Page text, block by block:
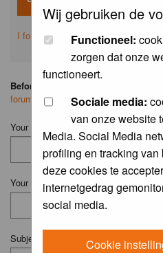
Wij gebruiken de
Functioneel:
zorgen dat onze
functioneert.
Sociale media:
van onze website
Media. Social Media
profiling en tracking
deze cookies te
internetgedrag
social media.
Cookie
I forgot my password
Before you ask your question:
forum
first.
Your Name (Fill in your username if
Your Email:
Subject: